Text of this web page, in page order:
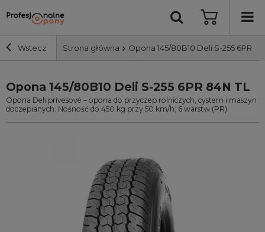
Wstecz Strona główna Opona 145/80B10 Deli S-255 6PR
Szerokość i profil
Opona 145/80B10 Deli S-255 6PR 84N TL
Opona Deli prívesové – opona do przyczep rolniczych, cystern i maszyn
doczepianych. Nośność do 450 kg przy 50 km/h; 6 warstw (PR).